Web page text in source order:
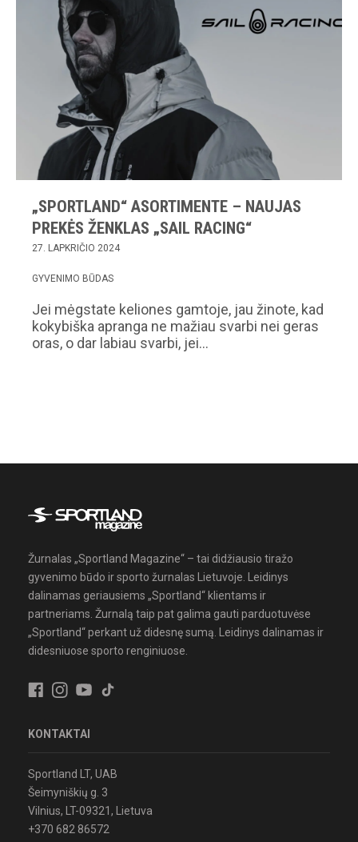
„SPORTLAND“ ASORTIMENTE – NAUJAS
PREKĖS ŽENKLAS „SAIL RACING“
27. LAPKRIČIO 2024
GYVENIMO BŪDAS
Jei mėgstate keliones gamtoje, jau žinote, kad
kokybiška apranga ne mažiau svarbi nei geras
oras, o dar labiau svarbi, jei…
Žurnalas „Sportland Magazine“ – tai didžiausio tiražo
gyvenimo būdo ir sporto žurnalas Lietuvoje. Leidinys
dalinamas geriausiems „Sportland“ klientams ir
partneriams. Žurnalą taip pat galima gauti parduotuvėse
„Sportland“ perkant už didesnę sumą. Leidinys dalinamas ir
didesniuose sporto renginiuose.
KONTAKTAI
Sportland LT, UAB
Šeimyniškių g. 3
Vilnius, LT-09321, Lietuva
+370 682 86572